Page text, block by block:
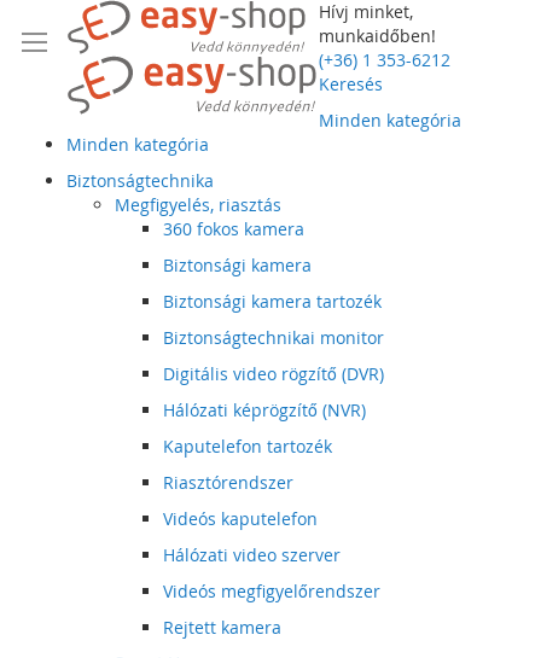
Hívj minket,
munkaidőben!
(+36) 1 353-6212
Keresés
Minden kategória
Minden kategória
Biztonságtechnika
Megfigyelés, riasztás
360 fokos kamera
Biztonsági kamera
Biztonsági kamera tartozék
Biztonságtechnikai monitor
Digitális video rögzítő (DVR)
Hálózati képrögzítő (NVR)
Kaputelefon tartozék
Riasztórendszer
Videós kaputelefon
Hálózati video szerver
Videós megfigyelőrendszer
Rejtett kamera